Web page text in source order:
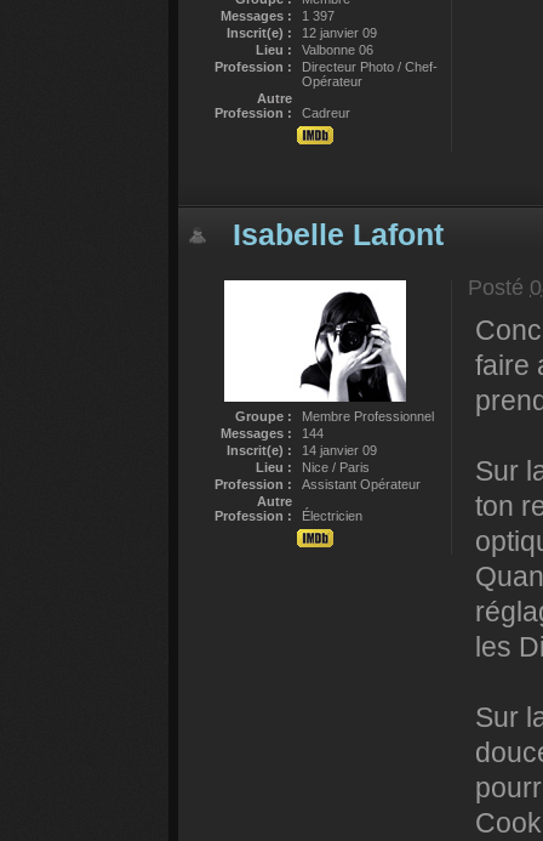
Messages :
1 397
Inscrit(e) :
12 janvier 09
Lieu :
Valbonne 06
Profession :
Directeur Photo / Chef-
Opérateur
Autre
Profession :
Cadreur
Isabelle Lafont
Groupe :
Membre Professionnel
Messages :
144
Inscrit(e) :
14 janvier 09
Lieu :
Nice / Paris
Profession :
Assistant Opérateur
Autre
Profession :
Électricien
Posté
faire
Sur
ton
les
Sur